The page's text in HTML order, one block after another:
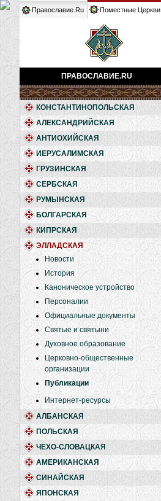
Православие.Ru Поместные Церкви
ПРАВОСЛАВИЕ.RU
КОНСТАНТИНОПОЛЬСКАЯ
АЛЕКСАНДРИЙСКАЯ
АНТИОХИЙСКАЯ
ИЕРУСАЛИМСКАЯ
ГРУЗИНСКАЯ
СЕРБСКАЯ
РУМЫНСКАЯ
БОЛГАРСКАЯ
КИПРСКАЯ
ЭЛЛАДСКАЯ
Новости
История
Каноническое устройство
Персоналии
Официальные документы
Святые и святыни
Духовное образование
Церковно-общественные
организации
Публикации
Интернет-ресурсы
АЛБАНСКАЯ
ПОЛЬСКАЯ
ЧЕХО-СЛОВАЦКАЯ
АМЕРИКАНСКАЯ
СИНАЙСКАЯ
ЯПОНСКАЯ